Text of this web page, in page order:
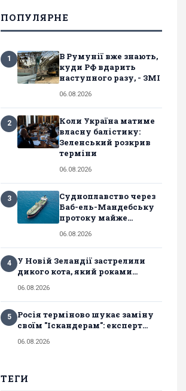
ПОПУЛЯРНЕ
1
В Румунії вже знають,
куди РФ вдарить
наступного разу, - ЗМІ
06.08.2026
2
Коли Україна матиме
власну балістику:
Зеленський розкрив
терміни
06.08.2026
3
Судноплавство через
Баб-ель-Мандебську
протоку майже...
06.08.2026
4
У Новій Зеландії застрелили
дикого кота, який роками...
06.08.2026
5
Росія терміново шукає заміну
своїм "Іскандерам": експерт...
06.08.2026
ТЕГИ